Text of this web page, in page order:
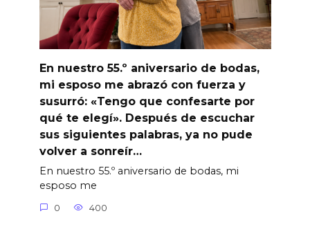
En nuestro 55.º aniversario de bodas,
mi esposo me abrazó con fuerza y
susurró: «Tengo que confesarte por
qué te elegí». Después de escuchar
sus siguientes palabras, ya no pude
volver a sonreír…
En nuestro 55.º aniversario de bodas, mi
esposo me
0 400